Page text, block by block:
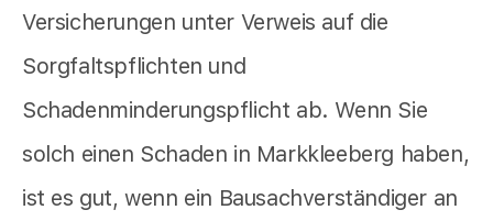
Versicherungen unter Verweis auf die
Sorgfaltspflichten und
Schadenminderungspflicht ab. Wenn Sie
solch einen Schaden in Markkleeberg haben,
ist es gut, wenn ein Bausachverständiger an